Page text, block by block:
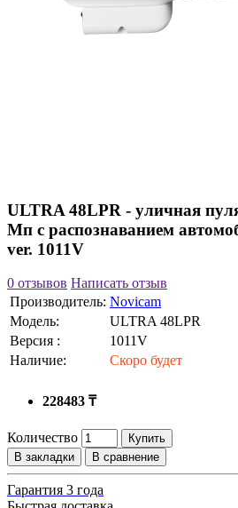
ULTRA 48LPR - уличная
Мп с распознаванием
ver. 1011V
0 отзывов Написать отзыв
Производитель: Novicam
Модель:
ULTRA 48LPR
Версия :
1011V
Наличие:
Скоро будет
228483 ₸
Количество
Купить
В закладки
В сравнение
Гарантия 3 года